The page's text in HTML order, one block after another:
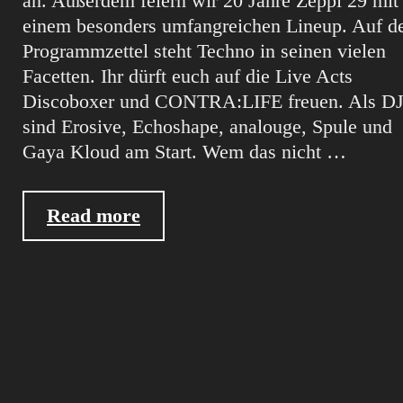
einem besonders umfangreichen Lineup. Auf
Programmzettel steht Techno in seinen vielen
Facetten. Ihr dürft euch auf die Live Acts
Discoboxer und CONTRA:LIFE freuen. Als
sind Erosive, Echoshape, analouge, Spule und
Gaya Kloud am Start. Wem das nicht …
Read more31.8.2018
Einstürzende